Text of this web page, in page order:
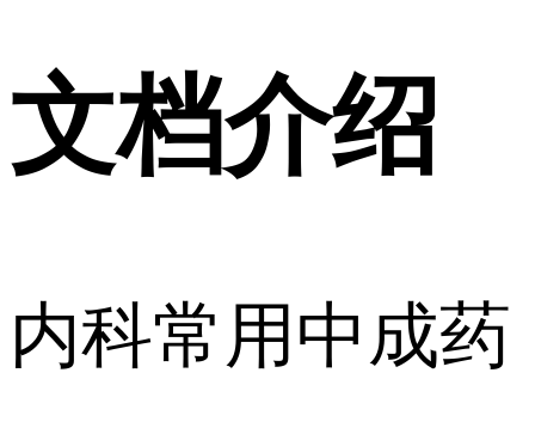
文档介绍
内科常用中成药